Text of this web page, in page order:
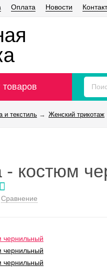
Оплата Новости
товаров
и текстиль → Женский трикотаж
- костюм
Сравнение